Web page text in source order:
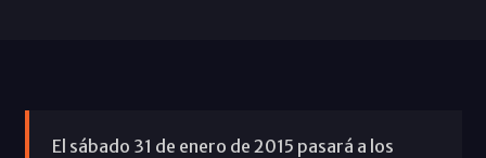
El sábado 31 de enero de 2015 pasará a los